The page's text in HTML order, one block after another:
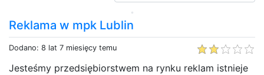
Reklama w mpk Lublin
Dodano: 8 lat 7 miesięcy temu
Jesteśmy przedsiębiorstwem na rynku reklam istnieje